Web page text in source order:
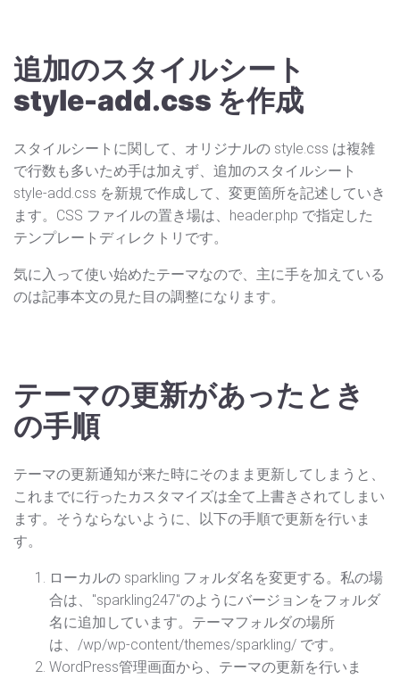
追加のスタイルシート
style-add.css を作成
スタイルシートに関して、オリジナルの style.css は複雑
で行数も多いため手は加えず、追加のスタイルシート
style-add.css を新規で作成して、変更箇所を記述していき
ます。CSS ファイルの置き場は、header.php で指定した
テンプレートディレクトリです。
気に入って使い始めたテーマなので、主に手を加えている
のは記事本文の見た目の調整になります。
テーマの更新があったとき
の手順
テーマの更新通知が来た時にそのまま更新してしまうと、
これまでに行ったカスタマイズは全て上書きされてしまい
ます。そうならないように、以下の手順で更新を行いま
す。
ローカルの sparkling フォルダ名を変更する。私の場
合は、"sparkling247"のようにバージョンをフォルダ
名に追加しています。テーマフォルダの場所
は、/wp/wp-content/themes/sparkling/ です。
WordPress管理画面から、テーマの更新を行いま